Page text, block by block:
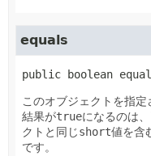
equals
public boolean
このオブジェクトを指定
結果がtrueになるのは
クトと同じshort値を含
です。